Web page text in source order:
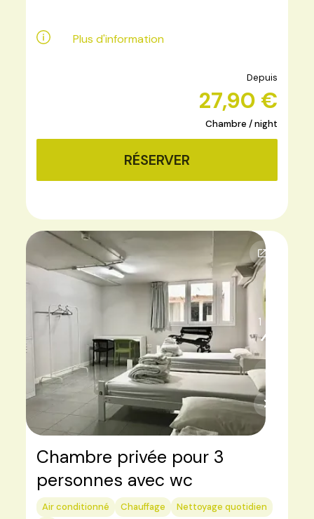
Plus d'information
Depuis
27,90 €
Chambre / night
RÉSERVER
1
Chambre privée pour 3
personnes avec wc
Air conditionné Chauffage
Nettoyage quotidien